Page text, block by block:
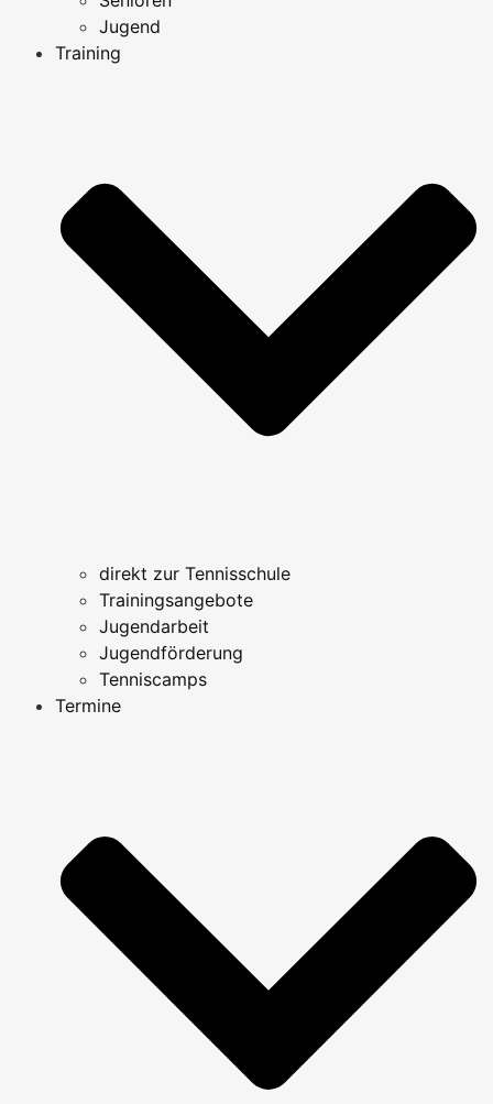
Jugend
Training
direkt zur Tennisschule
Trainingsangebote
Jugendarbeit
Jugendförderung
Tenniscamps
Termine